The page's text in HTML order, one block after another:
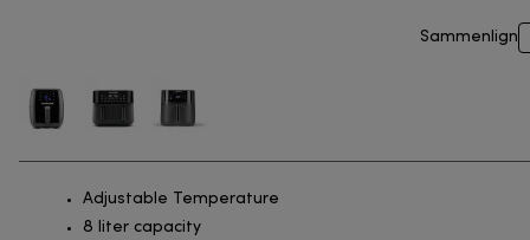
Sammenlign
Adjustable Temperature
8 liter capacity